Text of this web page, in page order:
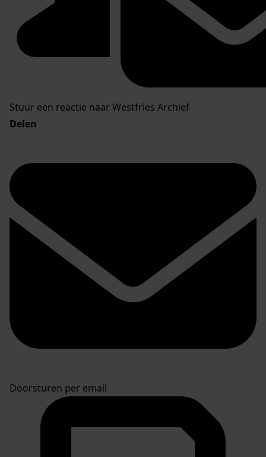
Stuur een reactie naar Westfries Archief
Delen
Doorsturen per email